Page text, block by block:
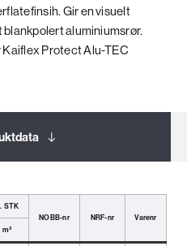
Gir en visuelt
aluminiumsrør.
Protect Alu-TEC
produkter
STK
NOBB-nr
NRF-nr
Varenr
m³